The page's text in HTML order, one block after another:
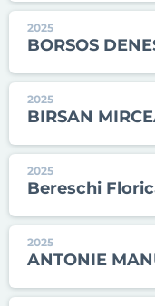
2025
BORSOS
2025
BIRSAN
2025
Bereschi
2025
ANTONIE